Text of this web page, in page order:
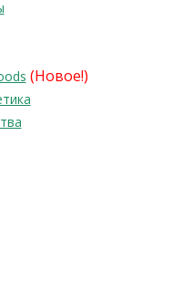
(Новое!)